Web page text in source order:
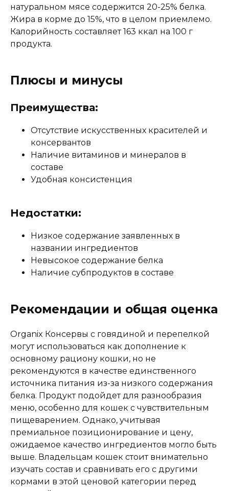
натуральном мясе содержится 20-25% белка.
Жира в корме до 15%, что в целом приемлемо.
Калорийность составляет 163 ккал на 100 г
продукта.
Плюсы и минусы
Преимущества:
Отсутствие искусственных красителей и
консервантов
Наличие витаминов и минералов в
составе
Удобная консистенция
Недостатки:
Низкое содержание заявленных в
названии ингредиентов
Невысокое содержание белка
Наличие субпродуктов в составе
Рекомендации и общая оценка
Organix Консервы с говядиной и перепелкой
могут использоваться как дополнение к
основному рациону кошки, но не
рекомендуются в качестве единственного
источника питания из-за низкого содержания
белка. Продукт подойдет для разнообразия
меню, особенно для кошек с чувствительным
пищеварением. Однако, учитывая
премиальное позиционирование и цену,
ожидаемое качество ингредиентов могло быть
выше. Владельцам кошек стоит внимательно
изучать состав и сравнивать его с другими
кормами в этой ценовой категории перед